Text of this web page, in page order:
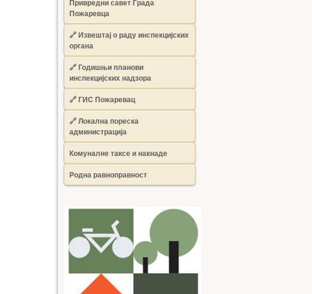
Привредни савет Града
Пожаревца
🔗Извештај о раду инспекцијских
органа
🔗Годишњи планови
инспекцијских надзора
🔗 ГИС Пожаревац
🔗 Локална пореска
администрација
Комуналне таксе и накнаде
Родна равноправност